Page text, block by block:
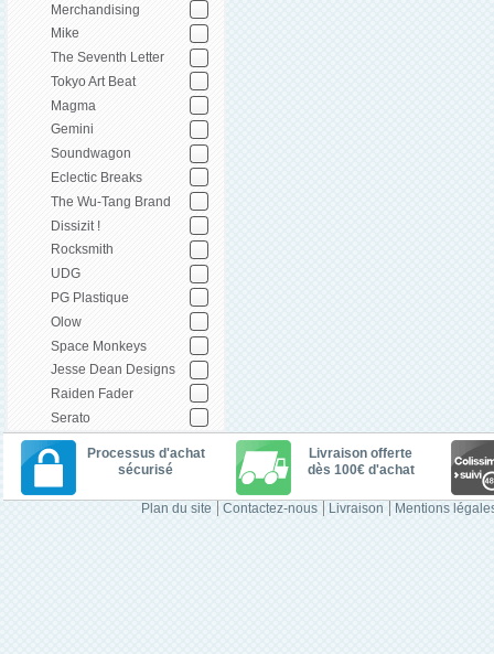
Merchandising
Mike
The Seventh Letter
Tokyo Art Beat
Magma
Gemini
Soundwagon
Eclectic Breaks
The Wu-Tang Brand
Dissizit !
Rocksmith
UDG
PG Plastique
Olow
Space Monkeys
Jesse Dean Designs
Raiden Fader
Serato
Processus d'achat
sécurisé
Livraison offerte
dès 100€ d'achat
Plan du site Contactez-nous Livraison Mentions